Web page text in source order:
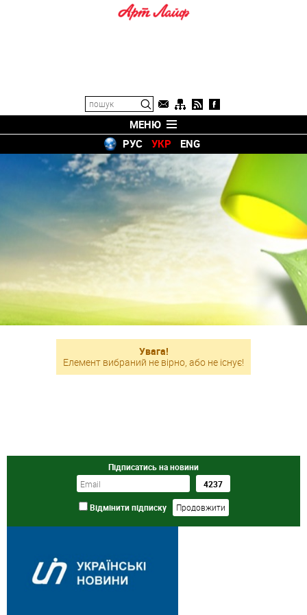
МЕНЮ
РУС
УКР ENG
Увага!
Елемент вибраний не вірно, або не існує!
Підписатись на новини
Відмінити підписку